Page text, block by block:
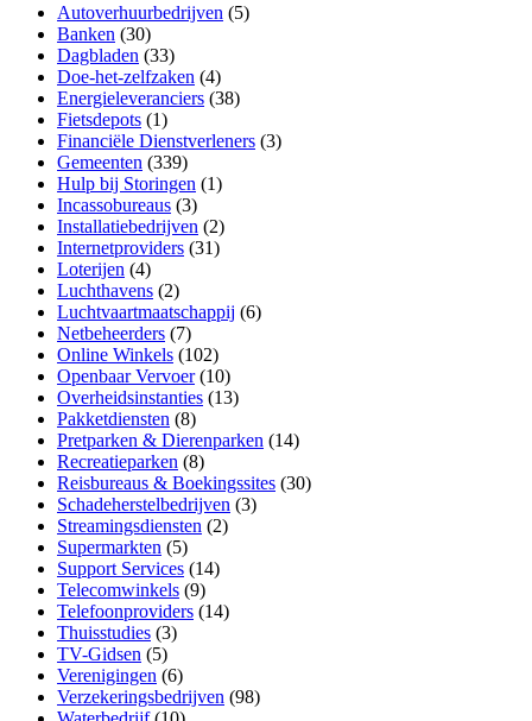
Autoverhuurbedrijven (5)
Banken (30)
Dagbladen (33)
Doe-het-zelfzaken (4)
Energieleveranciers (38)
Fietsdepots (1)
Financiële Dienstverleners (3)
Gemeenten (339)
Hulp bij Storingen (1)
Incassobureaus (3)
Installatiebedrijven (2)
Internetproviders (31)
Loterijen (4)
Luchthavens (2)
Luchtvaartmaatschappij (6)
Netbeheerders (7)
Online Winkels (102)
Openbaar Vervoer(10)
Overheidsinstanties (13)
Pakketdiensten (8)
Pretparken & Dierenparken (14)
Recreatieparken (8)
Reisbureaus & Boekingssites (30)
Schadeherstelbedrijven (3)
Streamingsdiensten (2)
Supermarkten (5)
Support Services (14)
Telecomwinkels (9)
Telefoonproviders (14)
Thuisstudies (3)
TV-Gidsen (5)
Verenigingen (6)
Verzekeringsbedrijven (98)